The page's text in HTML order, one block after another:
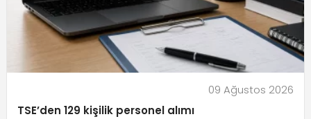
09 Ağustos 2026
TSE’den 129 kişilik personel alımı